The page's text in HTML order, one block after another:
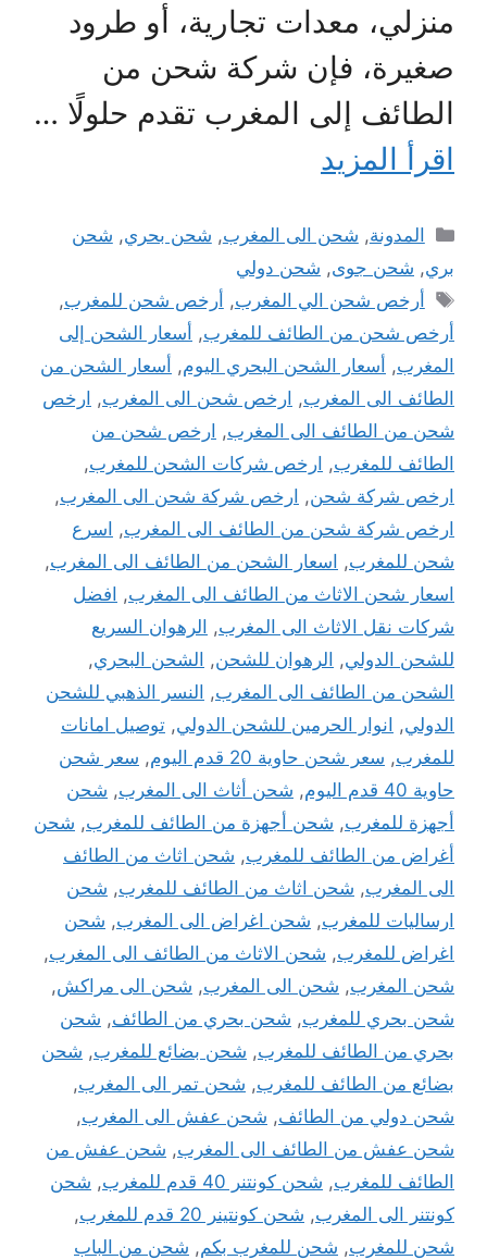
منزلي، معدات تجارية، أو طرود
صغيرة، فإن شركة شحن من
الطائف إلى المغرب تقدم حلولًا …
اقرأ المزيد
التصنيفات
المدونة, شحن الى المغرب, شحن بحري, شحن
بري, شحن جوى, شحن دولي
الوسوم
أرخص شحن الي المغرب, أرخص شحن للمغرب,
أرخص شحن من الطائف للمغرب, أسعار الشحن إلى
المغرب, أسعار الشحن البحري اليوم, أسعار الشحن من
الطائف الى المغرب, ارخص شحن الى المغرب, ارخص
شحن من الطائف الى المغرب, ارخص شحن من
الطائف للمغرب, ارخص شركات الشحن للمغرب,
ارخص شركة شحن, ارخص شركة شحن الى المغرب,
ارخص شركة شحن من الطائف الى المغرب, اسرع
شحن للمغرب, اسعار الشحن من الطائف الى المغرب,
اسعار شحن الاثاث من الطائف الى المغرب, افضل
شركات نقل الاثاث الى المغرب, الرهوان السريع
للشحن الدولي, الرهوان للشحن, الشحن البحري,
الشحن من الطائف الى المغرب, النسر الذهبي للشحن
الدولي, انوار الحرمين للشحن الدولي, توصيل امانات
للمغرب, سعر شحن حاوية 20 قدم اليوم , سعر شحن
حاوية 40 قدم اليوم
, شحن أثاث الى المغرب, شحن
أجهزة للمغرب, شحن أجهزة من الطائف للمغرب, شحن
أغراض من الطائف للمغرب, شحن اثاث من الطائف
الى المغرب, شحن اثاث من الطائف للمغرب, شحن
ارساليات للمغرب, شحن اغراض الى المغرب, شحن
اغراض للمغرب, شحن الاثاث من الطائف الى المغرب,
شحن المغرب, شحن الى المغرب, شحن الى مراكش,
شحن بحري للمغرب, شحن بحري من الطائف, شحن
بحري من الطائف للمغرب, شحن بضائع للمغرب, شحن
بضائع من الطائف للمغرب, شحن تمر الى المغرب,
شحن دولي من الطائف, شحن عفش الى المغرب,
شحن عفش من الطائف الى المغرب, شحن عفش من
الطائف للمغرب, شحن كونتنر 40 قدم للمغرب , شحن
كونتنر الى المغرب, شحن كونتينر 20 قدم للمغرب
,
شحن للمغرب, شحن للمغرب بكم, شحن من الباب